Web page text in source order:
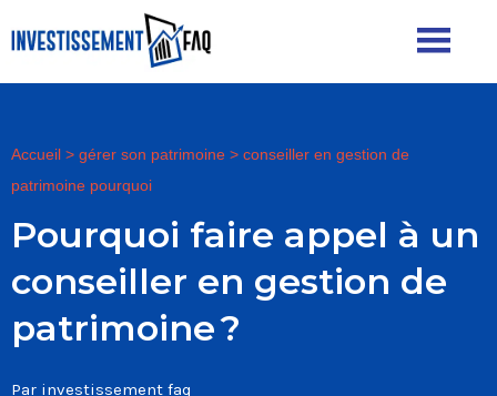
Accueil > gérer son patrimoine > conseiller en gestion de
patrimoine pourquoi
Pourquoi faire appel à un
conseiller en gestion de
patrimoine ?
Par investissement faq